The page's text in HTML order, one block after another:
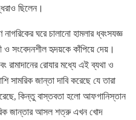
ছিলেন।
ঘরে চালানো হামলার ধ্বংসযজ্ঞ
ও সংবেদনশীল হৃদয়কে কাঁপিয়ে দেয়।
রামাদানের রোযার মধ্যে এই ব্যথা ও
সামরিক জান্তা দাবি করেছে যে তারা
কিন্তু বাস্তবতা হলো আফগানিস্তান
জান্তার আসল শত্রু এখন খোদ